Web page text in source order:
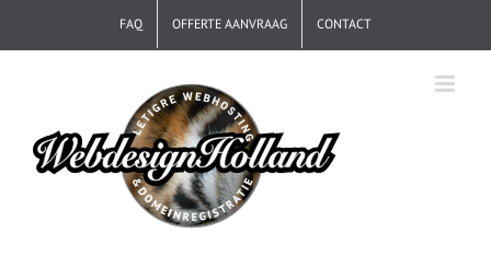
FAQ OFFERTE AANVRAAG CONTACT